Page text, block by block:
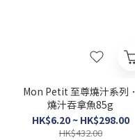
Mon Petit 至尊燒汁系列．
燒汁吞拿魚85g
HK$6.20 ~ HK$298.00
HK$432.00